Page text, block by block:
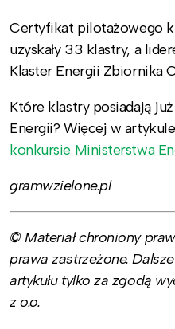
Certyfikat pilotażowego
uzyskały 33 klastry, a
Klaster Energii Zbiornika
Które klastry posiadają
Energii? Więcej w
konkursie Ministerstwa
gramwzielone.pl
© Materiał chroniony
prawa zastrzeżone.
artykułu tylko za zgodą
z o.o.